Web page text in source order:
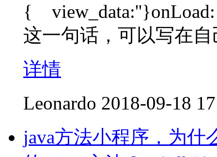
{
这一句话，可以写在自
详情
Leonardo 2018-09-18
java方法小程序，为什